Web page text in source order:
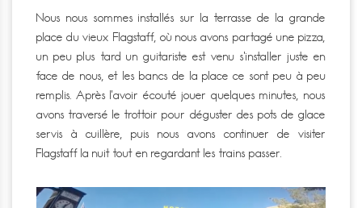
Nous nous sommes installés sur la terrasse de la grande
place du vieux Flagstaff, où nous avons partagé une pizza,
un peu plus tard un guitariste est venu s’installer juste en
face de nous, et les bancs de la place ce sont peu à peu
remplis. Après l’avoir écouté jouer quelques minutes, nous
avons traversé le trottoir pour déguster des pots de glace
servis à cuillère, puis nous avons continuer de visiter
Flagstaff la nuit tout en regardant les trains passer.